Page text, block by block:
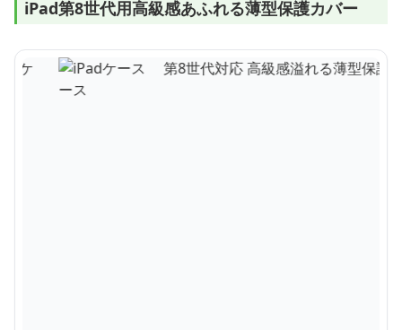
iPad第8世代用高級感あふれる薄型保護カバー